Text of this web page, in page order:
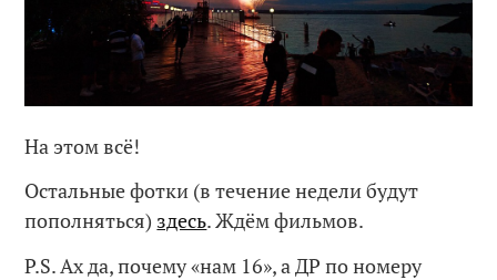
На этом всё!
Остальные фотки (в течение недели будут
пополняться) здесь. Ждём фильмов.
P.S. Ах да, почему «нам 16», а ДР по номеру